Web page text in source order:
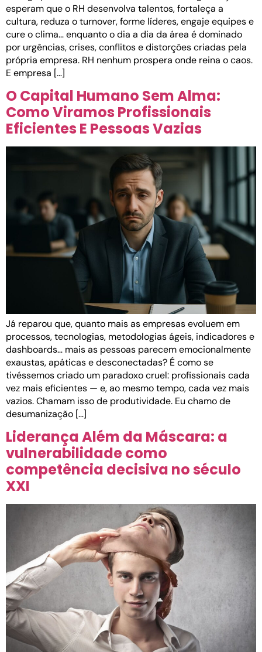
esperam que o RH desenvolva talentos, fortaleça a
cultura, reduza o turnover, forme líderes, engaje equipes e
cure o clima… enquanto o dia a dia da área é dominado
por urgências, crises, conflitos e distorções criadas pela
própria empresa. RH nenhum prospera onde reina o caos.
E empresa […]
O Capital Humano Sem Alma:
Como Viramos Profissionais
Eficientes E Pessoas Vazias
Já reparou que, quanto mais as empresas evoluem em
processos, tecnologias, metodologias ágeis, indicadores e
dashboards… mais as pessoas parecem emocionalmente
exaustas, apáticas e desconectadas? É como se
tivéssemos criado um paradoxo cruel: profissionais cada
vez mais eficientes — e, ao mesmo tempo, cada vez mais
vazios. Chamam isso de produtividade. Eu chamo de
desumanização […]
Liderança Além da Máscara: a
vulnerabilidade como
competência decisiva no século
XXI